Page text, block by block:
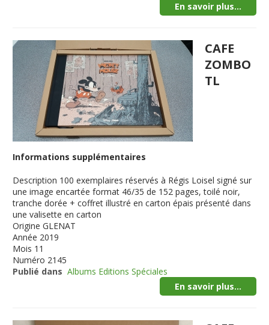
En savoir plus...
CAFE
ZOMBO
TL
Informations supplémentaires
Description 100 exemplaires réservés à Régis Loisel signé sur
une image encartée format 46/35 de 152 pages, toilé noir,
tranche dorée + coffret illustré en carton épais présenté dans
une valisette en carton
Origine GLENAT
Année 2019
Mois 11
Numéro 2145
Publié dans Albums Editions Spéciales
En savoir plus...